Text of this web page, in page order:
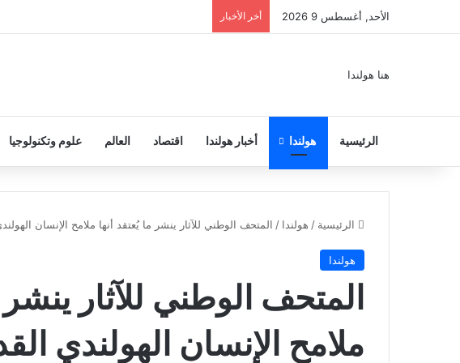
الأحد, أغسطس 9 2026 أخر الأخبار
هنا هولندا
الرئيسية هولندا أخبار هولندا اقتصاد العالم علوم وتكنولوجيا
الرئيسية / هولندا / المتحف الوطني للآثار ينشر ما يُعتقد أنها ملامح الإنسان
هولندا
المتحف الوطني للآثار ينشر
ملامح الإنسان الهولندي